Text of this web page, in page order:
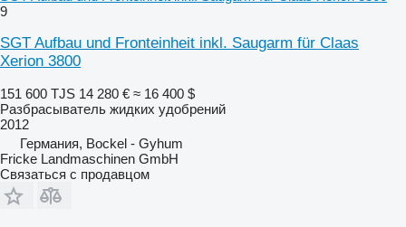
9
SGT Aufbau und Fronteinheit inkl. Saugarm für Claas
Xerion 3800
151 600 TJS 14 280 € ≈ 16 400 $
Разбрасыватель жидких удобрений
2012
Германия, Bockel - Gyhum
Fricke Landmaschinen GmbH
Связаться с продавцом